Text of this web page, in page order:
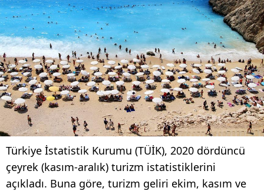
Türkiye İstatistik Kurumu (TÜİK), 2020 dördüncü
çeyrek (kasım-aralık) turizm istatistiklerini
açıkladı. Buna göre, turizm geliri ekim, kasım ve